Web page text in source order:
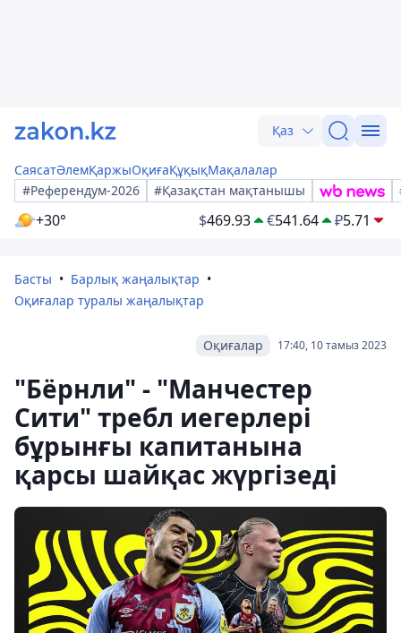
Қаз
СаясатӘлемҚаржыОқиғаҚұқықМақалалар
#Референдум-2026
#Қазақстан мақтанышы
+30° $469.93 €541.64 ₽5.71
Басты
Барлық жаңалықтар
Оқиғалар туралы жаңалықтар
17:40, 10 тамыз 2023
Оқиғалар
"Бёрнли" - "Манчестер
Сити" требл иегерлері
бұрынғы капитанына
қарсы шайқас жүргізеді